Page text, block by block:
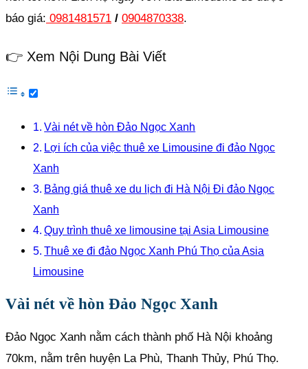
báo giá: 0981481571 / 0904870338.
👉 Xem Nội Dung Bài Viết
Vài nét về hòn Đảo Ngọc Xanh
Lợi ích của việc thuê xe Limousine đi đảo Ngọc
Xanh
Bảng giá thuê xe du lịch đi Hà Nội Đi đảo Ngọc
Xanh
Quy trình thuê xe limousine tại Asia Limousine
Thuê xe đi đảo Ngọc Xanh Phú Thọ của Asia
Limousine
Vài nét về hòn Đảo Ngọc Xanh
Đảo Ngọc Xanh nằm cách thành phố Hà Nội khoảng
70km, nằm trên huyện La Phù, Thanh Thủy, Phú Thọ.